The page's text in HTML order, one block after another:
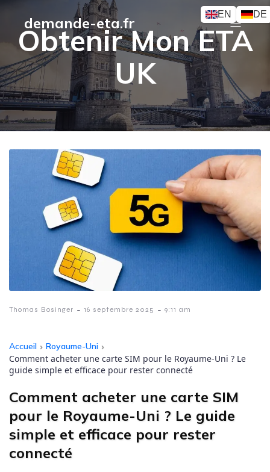
demande-eta.fr
Obtenir Mon ETA
UK
Thomas Bosinger - 16 septembre 2025 - 9:11 am
Accueil › Royaume-Uni ›
Comment acheter une carte SIM pour le Royaume-Uni ? Le
guide simple et efficace pour rester connecté
Comment acheter une carte SIM
pour le Royaume-Uni ? Le guide
simple et efficace pour rester
connecté
EN DE